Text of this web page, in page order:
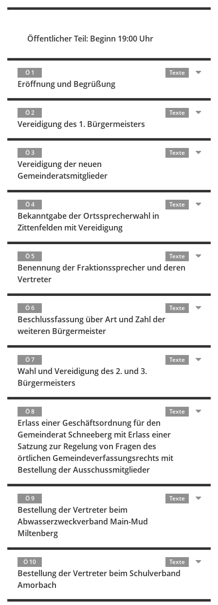
Öffentlicher Teil: Beginn 19:00 Uhr
Ö 1 Texte
Eröffnung und Begrüßung
Ö 2 Texte
Vereidigung des 1. Bürgermeisters
Ö 3 Texte
Vereidigung der neuen
Gemeinderatsmitglieder
Ö 4 Texte
Bekanntgabe der Ortssprecherwahl in
Zittenfelden mit Vereidigung
Ö 5 Texte
Benennung der Fraktionssprecher und deren
Vertreter
Ö 6 Texte
Beschlussfassung über Art und Zahl der
weiteren Bürgermeister
Ö 7 Texte
Wahl und Vereidigung des 2. und 3.
Bürgermeisters
Ö 8 Texte
Erlass einer Geschäftsordnung für den
Gemeinderat Schneeberg mit Erlass einer
Satzung zur Regelung von Fragen des
örtlichen Gemeindeverfassungsrechts mit
Bestellung der Ausschussmitglieder
Ö 9 Texte
Bestellung der Vertreter beim
Abwasserzweckverband Main-Mud
Miltenberg
Ö 10 Texte
Bestellung der Vertreter beim Schulverband
Amorbach